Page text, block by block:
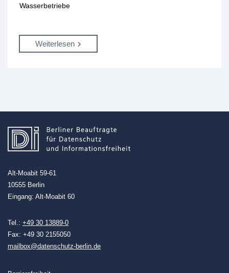
Wasserbetriebe
Weiterlesen
Alt-Moabit 59-61
10555 Berlin
Eingang: Alt-Moabit 60
Tel.: +49 30 13889-0
Fax: +49 30 2155050
mailbox@datenschutz-berlin.de